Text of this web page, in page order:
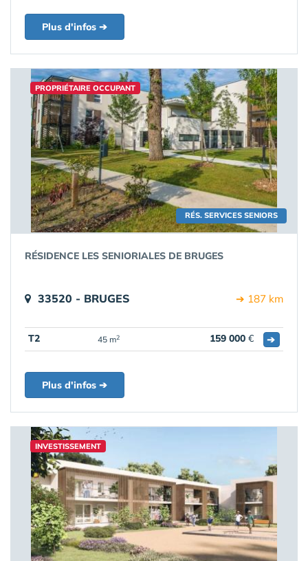
Plus d'infos ➔
RÉS. SERVICES SENIORS
PROPRIÉTAIRE OCCUPANT
RÉSIDENCE LES SENIORIALES DE BRUGES
33520 - BRUGES ➔ 187 km
T2 45 m2 159 000 € ➔
Plus d'infos ➔
INVESTISSEMENT